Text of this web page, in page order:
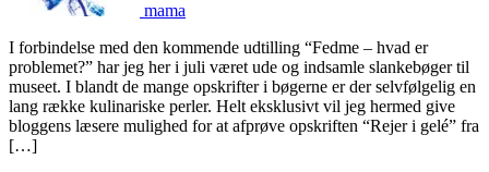
mama
I forbindelse med den kommende udtilling “Fedme – hvad er
problemet?” har jeg her i juli været ude og indsamle slankebøger til
museet. I blandt de mange opskrifter i bøgerne er der selvfølgelig en
lang række kulinariske perler. Helt eksklusivt vil jeg hermed give
bloggens læsere mulighed for at afprøve opskriften “Rejer i gelé” fra
[…]